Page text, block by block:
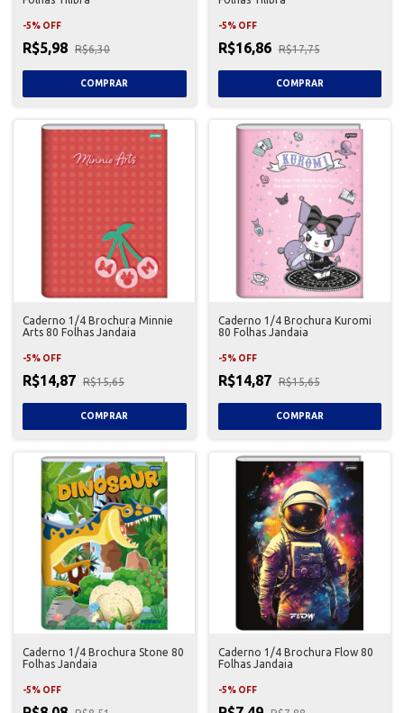
-5% OFF
R$5,98 R$6,30
-5% OFF
R$16,86 R$17,75
Caderno 1/4 Brochura Minnie
Arts 80 Folhas Jandaia
-5% OFF
R$14,87 R$15,65
Caderno 1/4 Brochura Kuromi
80 Folhas Jandaia
-5% OFF
R$14,87 R$15,65
Caderno 1/4 Brochura Stone 80
Folhas Jandaia
-5% OFF
Caderno 1/4 Brochura Flow 80
Folhas Jandaia
-5% OFF